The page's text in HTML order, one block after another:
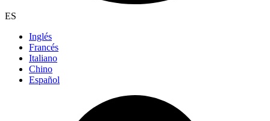
ES
Inglés
Francés
Italiano
Chino
Español